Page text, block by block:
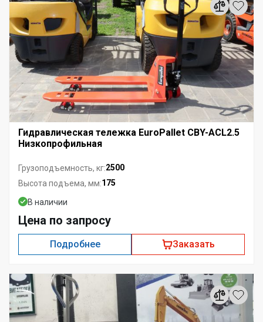
Гидравлическая тележка EuroPallet CBY-ACL2.5
Низкопрофильная
Грузоподъемность, кг:2500
Высота подъема, мм:175
В наличии
Цена по запросу
Подробнее Заказать